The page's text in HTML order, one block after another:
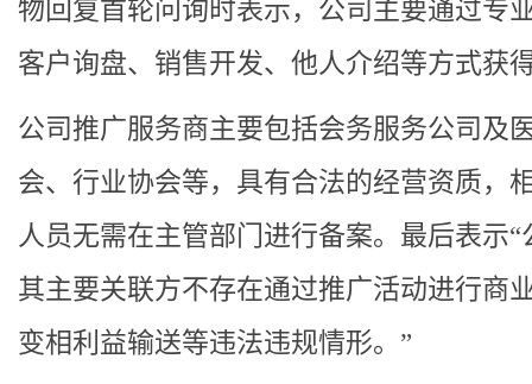
物回复首轮问询时表示，公司主要通过专
客户询盘、销售开发、他人介绍等方式获
公司推广服务商主要包括会务服务公司及
会、行业协会等，具有合法的经营资质，
人员无需在主管部门进行备案。最后表示“
其主要关联方不存在通过推广活动进行商
变相利益输送等违法违规情形。”